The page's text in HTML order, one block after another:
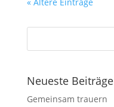
Neueste Beiträge
Gemeinsam trauern